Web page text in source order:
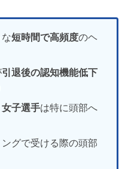
短時間で高頻度のヘ
引退後の認知機能低下
子選手は特に頭部へ
グで受ける際の頭部